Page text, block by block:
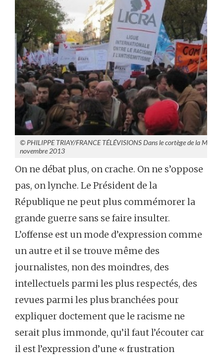
© PHILIPPE TRIAY/FRANCE TÉLÉVISIONS Dans le cortège de la
novembre 2013
On ne débat plus, on crache. On ne s’oppose
pas, on lynche. Le Président de la
République ne peut plus commémorer la
grande guerre sans se faire insulter.
L’offense est un mode d’expression comme
un autre et il se trouve même des
journalistes, non des moindres, des
intellectuels parmi les plus respectés, des
revues parmi les plus branchées pour
expliquer doctement que le racisme ne
serait plus immonde, qu’il faut l’écouter car
il est l’expression d’une « frustration